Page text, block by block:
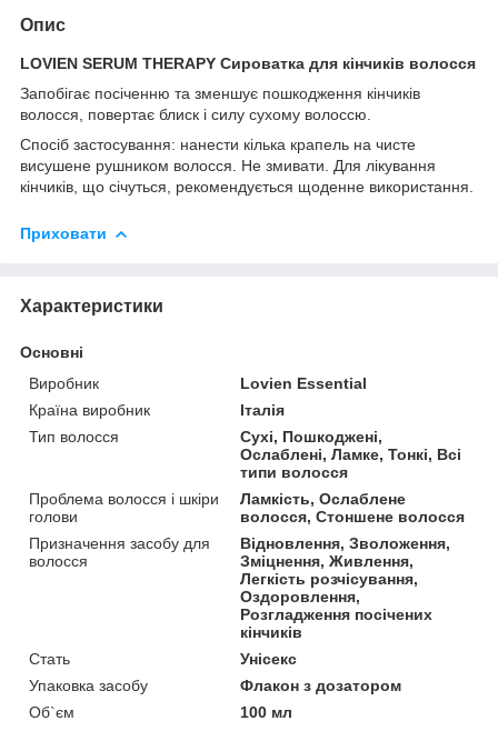
Опис
LOVIEN SERUM THERAPY Сироватка для кінчиків волосся
Запобігає посіченню та зменшує пошкодження кінчиків
волосся, повертає блиск і силу сухому волоссю.
Спосіб застосування: нанести кілька крапель на чисте
висушене рушником волосся. Не змивати. Для лікування
кінчиків, що січуться, рекомендується щоденне використання.
Приховати
Характеристики
Основні
Виробник
Lovien Essential
Країна виробник
Італія
Тип волосся
Сухі, Пошкоджені,
Ослаблені, Ламке, Тонкі, Всі
типи волосся
Проблема волосся і шкіри
голови
Ламкість, Ослаблене
волосся, Стоншене волосся
Призначення засобу для
волосся
Відновлення, Зволоження,
Зміцнення, Живлення,
Легкість розчісування,
Оздоровлення,
Розгладження посічених
кінчиків
Стать
Унісекс
Упаковка засобу
Флакон з дозатором
Об`єм
100 мл